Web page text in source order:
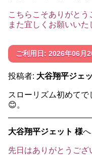
こちらこそありがとう
また宜しくお願いいた
ご利用日: 2026年06月
投稿者: 大谷翔平ジェ
スローリズム初めて
😊。
大谷翔平ジェット 様
先日はありがとうご